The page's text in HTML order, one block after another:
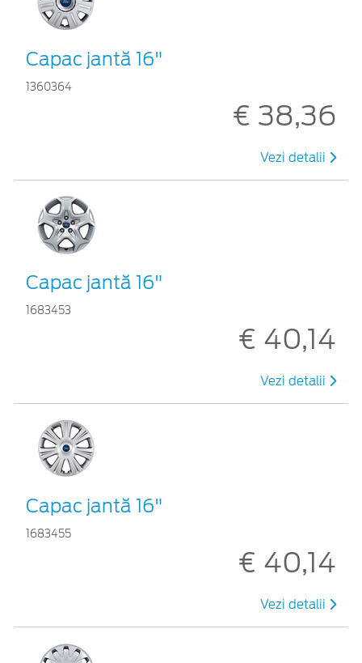
Capac jantă 16"
1360364
€ 38,36
Vezi detalii
Capac jantă 16"
1683453
€ 40,14
Vezi detalii
Capac jantă 16"
1683455
€ 40,14
Vezi detalii